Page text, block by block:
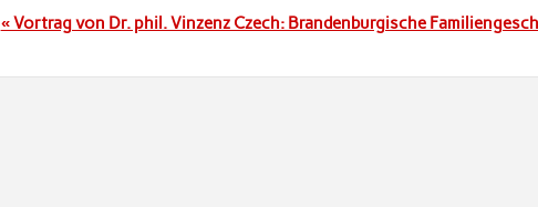
Beitragsnavigation
« Vortrag von Dr. phil. Vinzenz Czech: Brandenburgische